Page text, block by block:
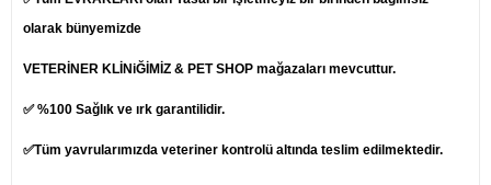
olarak bünyemizde
VETERİNER KLİNiĞİMİZ & PET SHOP mağazaları mevcuttur.
✅ %100 Sağlık ve ırk garantilidir.
✅Tüm yavrularımızda veteriner kontrolü altında teslim edilmektedir.